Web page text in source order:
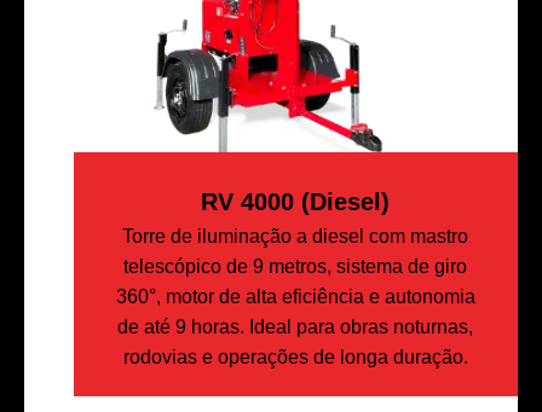
RV 4000 (diesel)
Torre de iluminação a diesel com mastro
telescópico de 9 metros, sistema de giro
360°, motor de alta eficiência e autonomia
de até 9 horas. Ideal para obras noturnas,
rodovias e operações de longa duração.